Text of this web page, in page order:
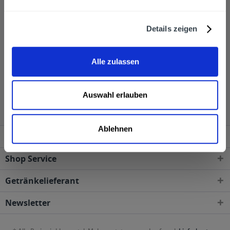
Details zeigen
Alle zulassen
Auswahl erlauben
Ablehnen
gerne liefern wir Ihnen die Getränke von Gut Eden,
wenn Sie diese über unseren Online-Shop bestellen.
Gut Eden wird in den folgenden Regionen, Städten,
Orten und Postleitzahl-Gebieten geliefert
Shop Service
Getränkelieferant
Newsletter